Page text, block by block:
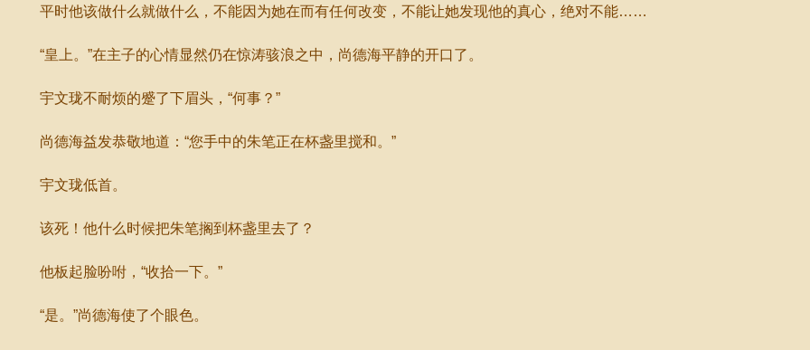
平时他该做什么就做什么，不能因为她在而有任何改变，不能让她发现他的真心，绝对不能……
“皇上。”在主子的心情显然仍在惊涛骇浪之中，尚德海平静的开口了。
宇文珑不耐烦的蹙了下眉头，“何事？”
尚德海益发恭敬地道：“您手中的朱笔正在杯盏里搅和。”
宇文珑低首。
该死！他什么时候把朱笔搁到杯盏里去了？
他板起脸吩咐，“收拾一下。”
“是。”尚德海使了个眼色。